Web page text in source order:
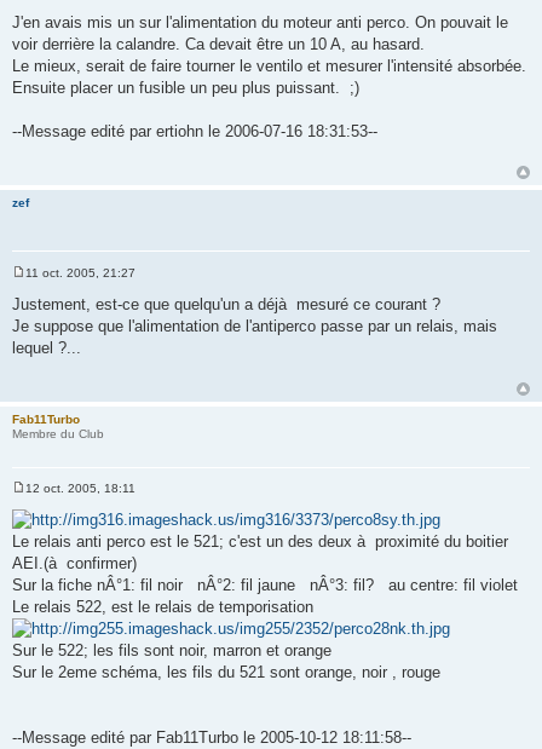
s
s
g
e
J'en avais mis un sur l'alimentation du moteur anti perco. On pouvait le
voir derrière la calandre. Ca devait être un 10 A, au hasard.
Le mieux, serait de faire tourner le ventilo et mesurer l'intensité absorbée.
Ensuite placer un fusible un peu plus puissant. ;)
--Message edité par ertiohn le 2006-07-16 18:31:53--
zef
s
s
g
11 oct. 2005, 21:27
Justement, est-ce que quelqu'un a déjà mesuré ce courant ?
Je suppose que l'alimentation de l'antiperco passe par un relais, mais
lequel ?...
Fab11Turbo
Membre du Club
e
s
s
a
g
e
12 oct. 2005, 18:11
Le relais anti perco est le 521; c'est un des deux à proximité du boitier
AEI.(à confirmer)
Sur la fiche nÂ°1: fil noir nÂ°2: fil jaune nÂ°3: fil? au centre: fil violet
Le relais 522, est le relais de temporisation
Sur le 522; les fils sont noir, marron et orange
Sur le 2eme schéma, les fils du 521 sont orange, noir , rouge
--Message edité par Fab11Turbo le 2005-10-12 18:11:58--